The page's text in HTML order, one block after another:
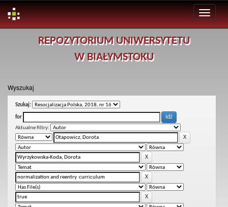
REPOZYTORIUM UNIWERSYTETU
W BIAŁYMSTOKU
Wyszukaj
Szukaj:
for
Aktualne filtry: